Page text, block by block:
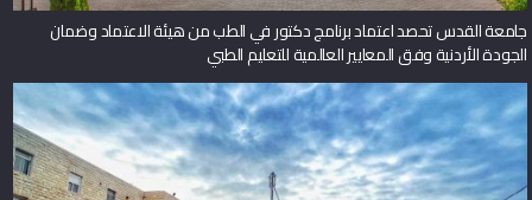
جامعة القدس تحصد اعتماد برنامج دكتور في الطب من هيئة الاعتماد وضمان
الجودة الأردنية وفق المعايير العالمية للتعليم الطبي